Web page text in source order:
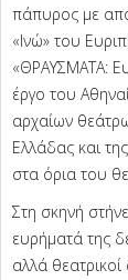
πάπυρος με
«Ινώ» του
«ΘΡΑΥΣΜΑΤΑ:
έργο του
αρχαίων
Ελλάδας και
στα όρια του
Στη σκηνή
ευρήματά της
αλλά